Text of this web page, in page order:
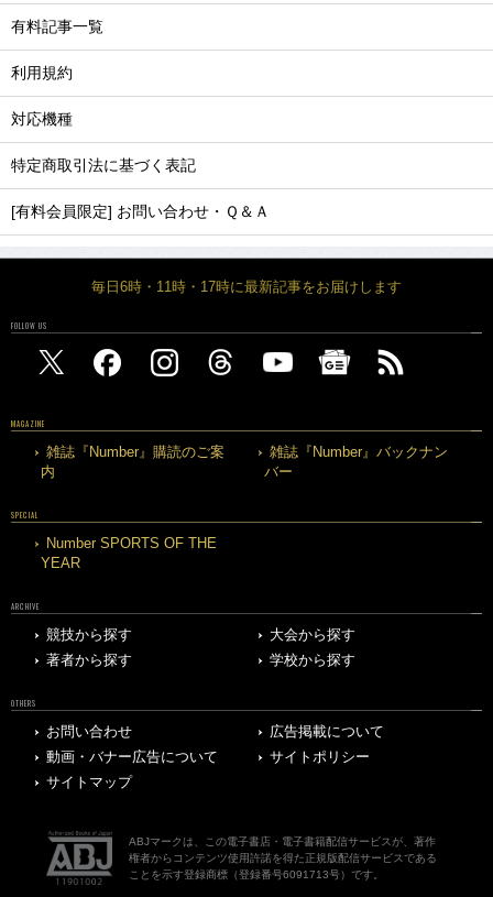
有料記事一覧
利用規約
対応機種
特定商取引法に基づく表記
[有料会員限定] お問い合わせ・Ｑ＆Ａ
毎日6時・11時・17時に最新記事をお届けします
FOLLOW US
MAGAZINE
雑誌『Number』購読のご案
内
雑誌『Number』バックナン
バー
SPECIAL
Number SPORTS OF THE
YEAR
ARCHIVE
競技から探す
大会から探す
著者から探す
学校から探す
OTHERS
お問い合わせ
広告掲載について
動画・バナー広告について
サイトポリシー
サイトマップ
ABJマークは、この電子書店・電子書籍配信サービスが、著作
権者からコンテンツ使用許諾を得た正規版配信サービスである
ことを示す登録商標（登録番号6091713号）です。